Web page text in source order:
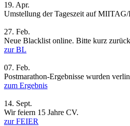
19. Apr.
Umstellung der Tageszeit auf
27. Feb.
Neue Blacklist online. Bitte kurz
zur BL
07. Feb.
Postmarathon-Ergebnisse wurden
zum Ergebnis
14. Sept.
Wir feiern 15 Jahre CV.
zur FEIER